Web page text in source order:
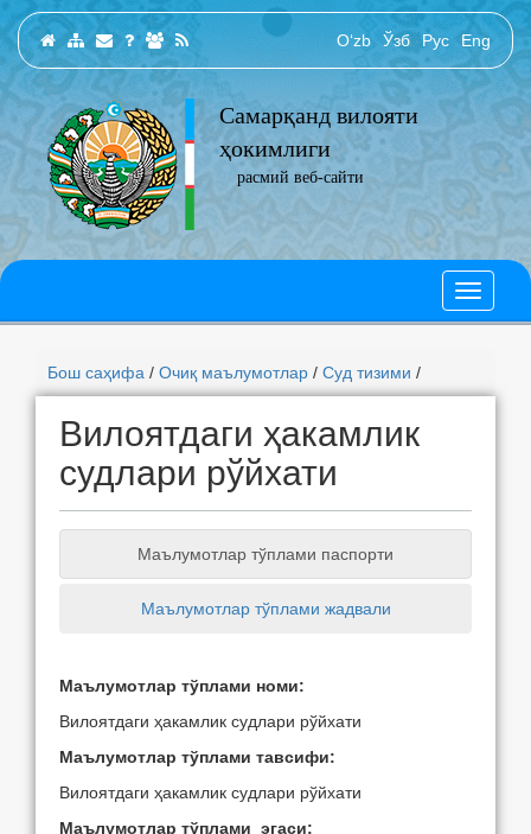
O‘zb Ўзб Рус Eng
Самарқанд вилояти
ҳокимлиги
расмий веб-сайти
Бош саҳифа / Очиқ маълумотлар / Суд тизими /
Вилоятдаги ҳакамлик
судлари рўйхати
Маълумотлар тўплами паспорти
Маълумотлар тўплами жадвали
Маълумотлар тўплами номи:
Вилоятдаги ҳакамлик судлари рўйхати
Маълумотлар тўплами тавсифи:
Вилоятдаги ҳакамлик судлари рўйхати
Маълумотлар тўплами эгаси: